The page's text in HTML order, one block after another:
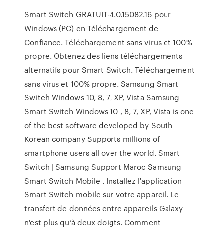
Smart Switch GRATUIT-4.0.15082.16 pour
Windows (PC) en Téléchargement de
Confiance. Téléchargement sans virus et 100%
propre. Obtenez des liens téléchargements
alternatifs pour Smart Switch. Téléchargement
sans virus et 100% propre. Samsung Smart
Switch Windows 10, 8, 7, XP, Vista Samsung
Smart Switch Windows 10 , 8, 7, XP, Vista is one
of the best software developed by South
Korean company Supports millions of
smartphone users all over the world. Smart
Switch | Samsung Support Maroc Samsung
Smart Switch Mobile . Installez l'application
Smart Switch mobile sur votre appareil. Le
transfert de données entre appareils Galaxy
n'est plus qu’à deux doigts. Comment